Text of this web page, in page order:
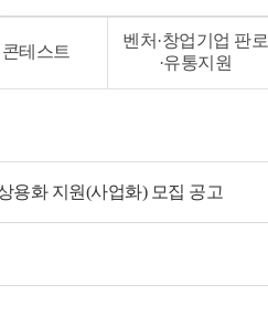
테스트
벤처·창업기업 판로
·유통지원
용화 지원(사업화) 모집 공고